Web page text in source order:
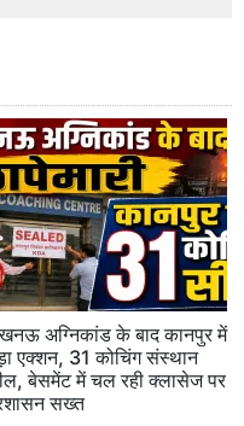
अग्निकांड के बाद कानपुर में
एक्शन, 31 कोचिंग संस्थान
बेसमेंट में चल रही क्लासेज पर
सख्त